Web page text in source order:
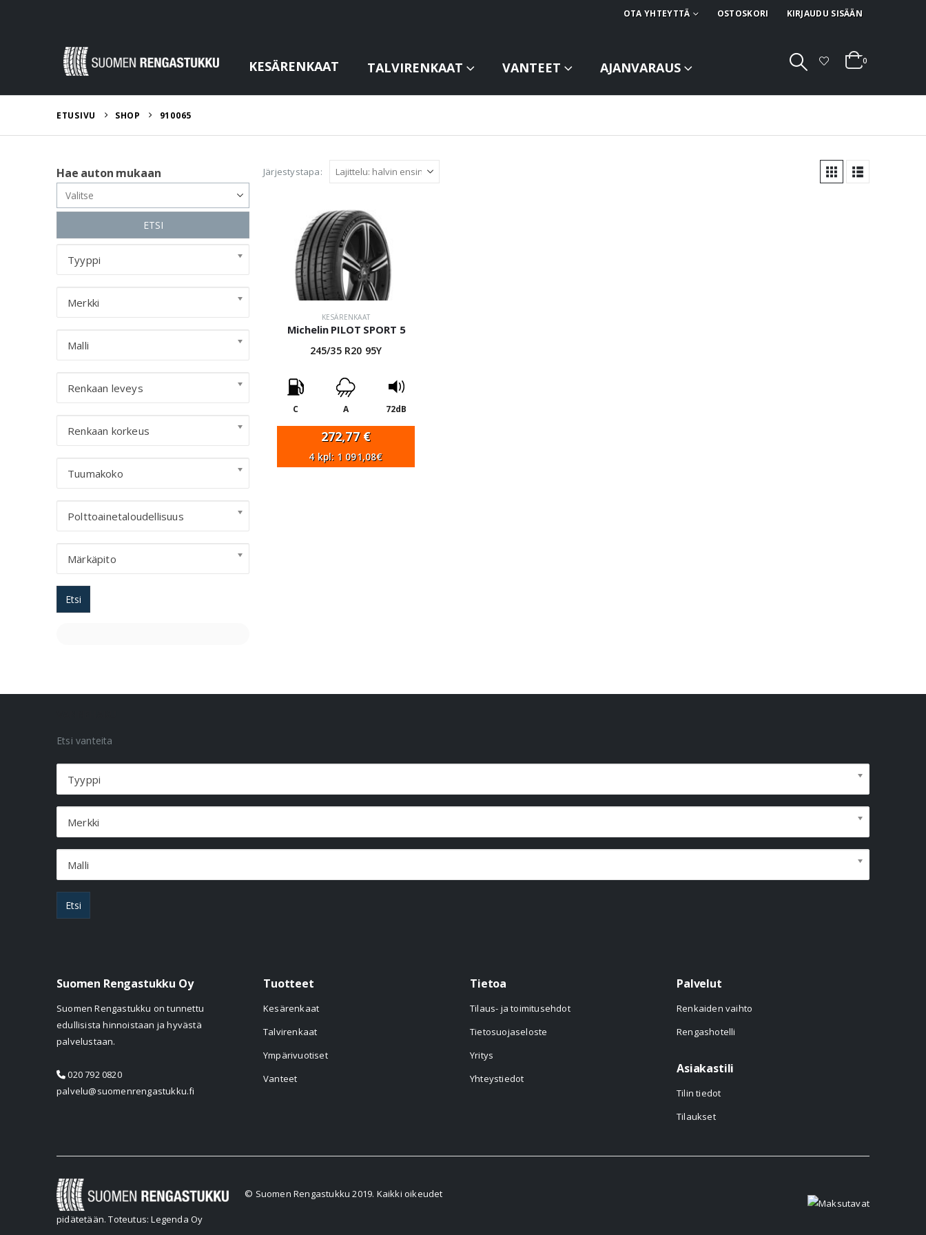
OTA YHTEYTTÄ OSTOSKORI KIRJAUDU SISÄÄN
KESÄRENKAAT TALVIRENKAAT VANTEET AJANVARAUS 0
ETUSIVU SHOP 910065
Järjestystapa:
KESÄRENKAAT
Michelin PILOT SPORT 5
245/35 R20 95Y
C A 72dB
272,77 €
4 kpl: 1 091,08€
Hae auton mukaan
ETSI
Tyyppi
Merkki
Malli
Renkaan leveys
Renkaan korkeus
Tuumakoko
Polttoainetaloudellisuus
Märkäpito
Etsi
Etsi vanteita
Tyyppi
Merkki
Malli
Etsi
Suomen Rengastukku Oy
Suomen Rengastukku on tunnettu
edullisista hinnoistaan ja hyvästä
palvelustaan.
020 792 0820
palvelu@suomenrengastukku.fi
Tuotteet
Kesärenkaat
Talvirenkaat
Ympärivuotiset
Vanteet
Tietoa
Tilaus- ja toimitusehdot
Tietosuojaseloste
Yritys
Yhteystiedot
Palvelut
Renkaiden vaihto
Rengashotelli
Asiakastili
Tilin tiedot
Tilaukset
© Suomen Rengastukku 2019. Kaikki oikeudet
pidätetään.Toteutus: Legenda Oy